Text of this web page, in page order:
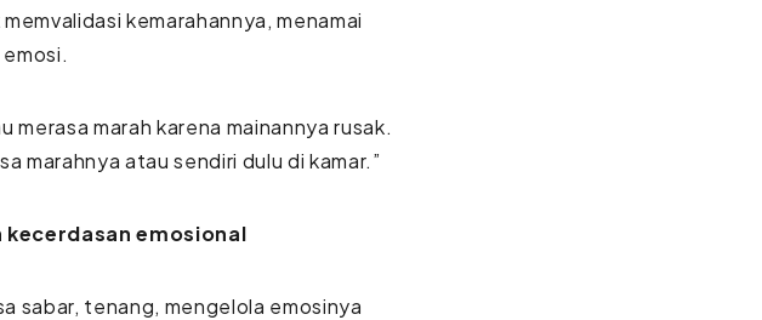
kemarahannya, menamai
merasa marah karena mainannya rusak.
marahnya atau sendiri dulu di kamar.”
emosional
sabar, tenang, mengelola emosinya